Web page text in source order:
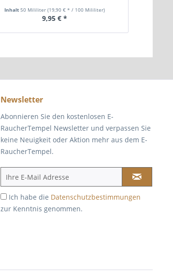
Inhalt 50 Mililiter (19,90 € * / 100 Mililiter)
9,95 € *
Newsletter
Abonnieren Sie den kostenlosen E-
RaucherTempel Newsletter und verpassen Sie
keine Neuigkeit oder Aktion mehr aus dem E-
RaucherTempel.
Ich habe die Datenschutzbestimmungen
zur Kenntnis genommen.